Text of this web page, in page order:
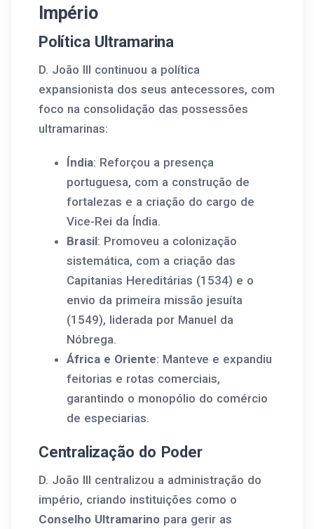
Império
Política Ultramarina
D. João III continuou a política
expansionista dos seus antecessores, com
foco na consolidação das possessões
ultramarinas:
Índia: Reforçou a presença
portuguesa, com a construção de
fortalezas e a criação do cargo de
Vice-Rei da Índia.
Brasil: Promoveu a colonização
sistemática, com a criação das
Capitanias Hereditárias (1534) e o
envio da primeira missão jesuíta
(1549), liderada por Manuel da
Nóbrega.
África e Oriente: Manteve e expandiu
feitorias e rotas comerciais,
garantindo o monopólio do comércio
de especiarias.
Centralização do Poder
D. João III centralizou a administração do
império, criando instituições como o
Conselho Ultramarino para gerir as